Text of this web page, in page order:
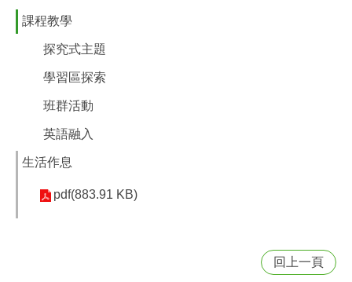
課程教學
探究式主題
學習區探索
班群活動
英語融入
生活作息
pdf(883.91 KB)
回上一頁